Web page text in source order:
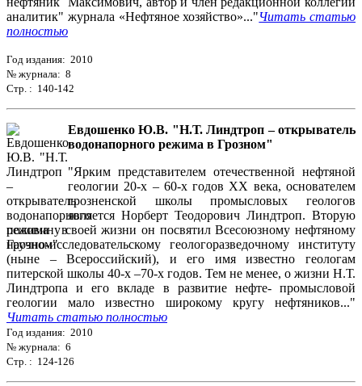
журнала «Нефтяное хозяйство»..."Читать статью
полностью
Год издания: 2010
№ журнала: 8
Стр. : 140-142
Евдошенко Ю.В. "Н.Т. Линдтроп – открыватель
водонапорного режима в Грозном"
"Ярким представителем отечественной нефтяной
геологии 20-х – 60-х годов ХХ века, основателем
грозненской школы промысловых геологов
является Норберт Теодорович Линдтроп. Вторую
половину своей жизни он посвятил Всесоюзному нефтяному
научно-исследовательскому геологоразведочному институту
(ныне – Всероссийский), и его имя известно геологам
питерской школы 40-х –70-х годов. Тем не менее, о жизни Н.Т.
Линдтропа и его вкладе в развитие нефте- промысловой
геологии мало известно широкому кругу нефтяников..."
Читать статью полностью
Год издания: 2010
№ журнала: 6
Стр. : 124-126